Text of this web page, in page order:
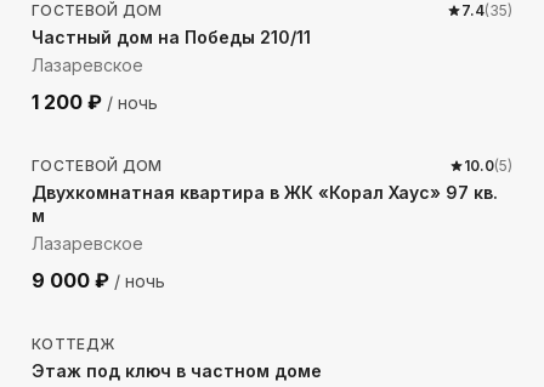
ГОСТЕВОЙ ДОМ 7.4(35)
Частный дом на Победы 210/11
Лазаревское
1 200 ₽ / ночь
1012 м до моря
ГОСТЕВОЙ ДОМ 10.0(5)
Двухкомнатная квартира в ЖК «Корал Хаус» 97 кв.
м
Лазаревское
9 000 ₽ / ночь
883м до моря
КОТТЕДЖ
Этаж под ключ в частном доме